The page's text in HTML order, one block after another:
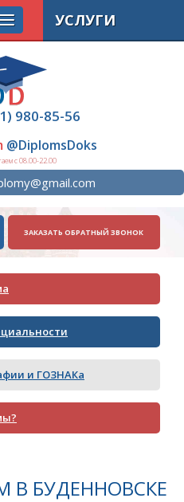
980-85-56
@DiplomsDoks
с 08.00-22.00
ЗАКАЗАТЬ ОБРАТНЫЙ ЗВОНОК
и ГОЗНАКа
УСЛУГИ
В БУДЕННОВСКЕ